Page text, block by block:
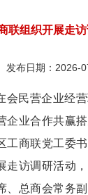
联组织开展走
布日期： 2026-
会民营企业经
企业合作共赢
工商联党工委
走访调研活动
、总商会常务